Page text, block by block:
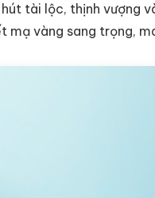
tài lộc, thịnh vượng
mạ vàng sang trọng,